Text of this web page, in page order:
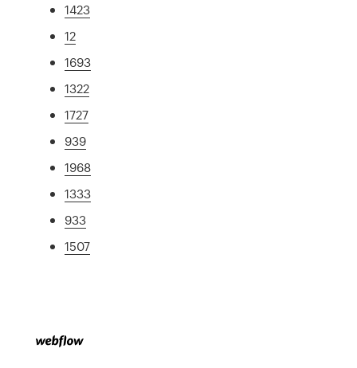
1423
12
1693
1322
1727
939
1968
1333
933
1507